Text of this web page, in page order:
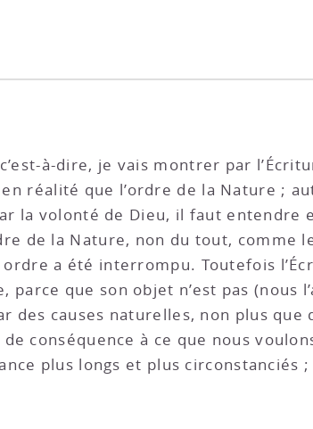
à-dire, je vais montrer par
réalité que l’ordre de la Nature ;
la volonté de Dieu, il faut entendre
de la Nature, non du tout, comme
a été interrompu. Toutefois
que son objet n’est pas (nous
des causes naturelles, non plus
conséquence à ce que nous
plus longs et plus circonstanciés